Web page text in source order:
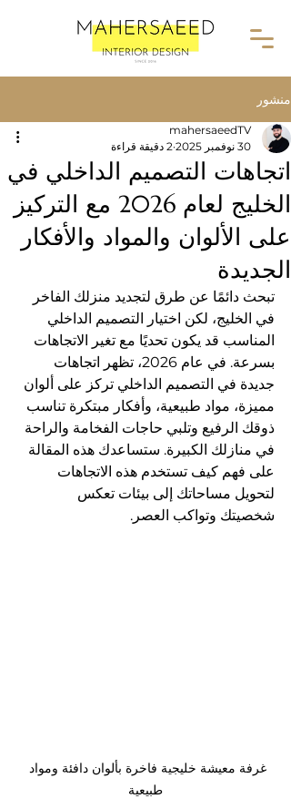
منشور
اتجاهات التصميم الداخلي في
الخليج لعام 2026 مع التركيز
على الألوان والمواد والأفكار
الجديدة
mahersaeedTV
30 نوفمبر 2025
2 دقيقة قراءة
تبحث دائمًا عن طرق لتجديد منزلك الفاخر
في الخليج، لكن اختيار التصميم الداخلي
المناسب قد يكون تحديًا مع تغير الاتجاهات
بسرعة. في عام 2026، تظهر اتجاهات
جديدة في التصميم الداخلي تركز على ألوان
مميزة، مواد طبيعية، وأفكار مبتكرة تناسب
ذوقك الرفيع وتلبي حاجات الفخامة والراحة
في منازلك الكبيرة. ستساعدك هذه المقالة
على فهم كيف تستخدم هذه الاتجاهات
لتحويل مساحاتك إلى بيئات تعكس
شخصيتك وتواكب العصر.
غرفة معيشة خليجية فاخرة بألوان دافئة ومواد
طبيعية